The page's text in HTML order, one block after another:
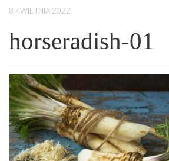
8 KWIETNIA 2022
horseradish-01